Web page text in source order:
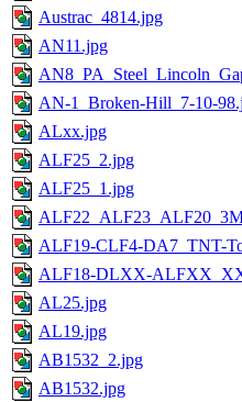
Austrac_4814.jpg
AN11.jpg
AN-1_Broken-Hill_7-10-
ALxx.jpg
ALF25_2.jpg
ALF25_1.jpg
ALF19-CLF4-DA7_TNT-
ALF18-DLXX-
AL25.jpg
AL19.jpg
AB1532_2.jpg
AB1532.jpg